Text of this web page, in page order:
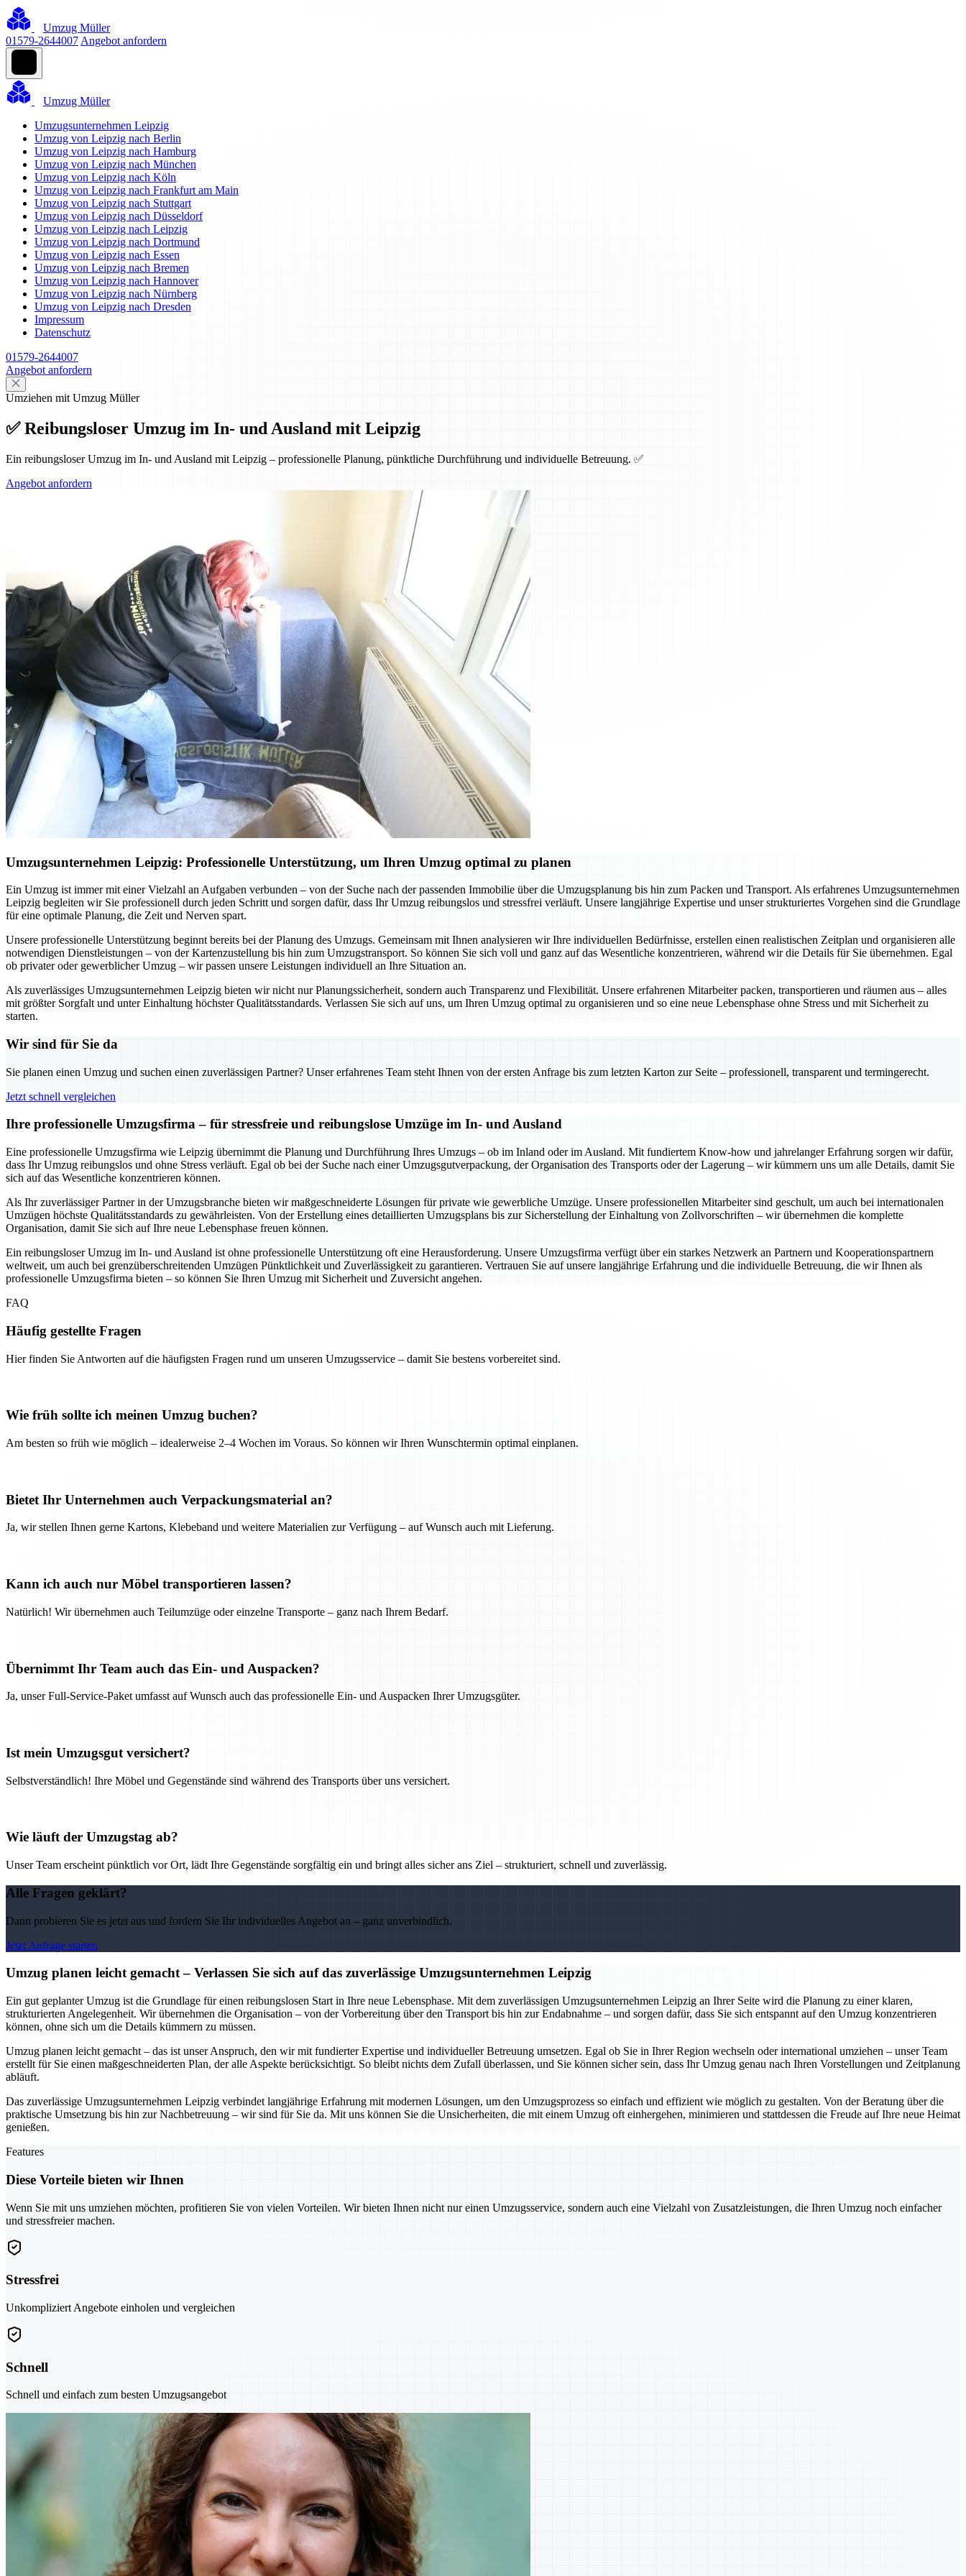
Umzug Müller
01579-2644007 Angebot anfordern
Umzug Müller
Umzugsunternehmen Leipzig
Umzug von Leipzig nach Berlin
Umzug von Leipzig nach Hamburg
Umzug von Leipzig nach München
Umzug von Leipzig nach Köln
Umzug von Leipzig nach Frankfurt am Main
Umzug von Leipzig nach Stuttgart
Umzug von Leipzig nach Düsseldorf
Umzug von Leipzig nach Leipzig
Umzug von Leipzig nach Dortmund
Umzug von Leipzig nach Essen
Umzug von Leipzig nach Bremen
Umzug von Leipzig nach Hannover
Umzug von Leipzig nach Nürnberg
Umzug von Leipzig nach Dresden
Impressum
Datenschutz
01579-2644007
Angebot anfordern
Umziehen mit Umzug Müller
✅ Reibungsloser Umzug im In- und Ausland mit Leipzig
Ein reibungsloser Umzug im In- und Ausland mit Leipzig – professionelle Planung, pünktliche Durchführung und individuelle Betreuung. ✅
Angebot anfordern
Umzugsunternehmen Leipzig: Professionelle Unterstützung, um Ihren Umzug optimal zu planen
Ein Umzug ist immer mit einer Vielzahl an Aufgaben verbunden – von der Suche nach der passenden Immobilie über die Umzugsplanung bis hin zum Packen und Transport. Als erfahrenes Umzugsunternehmen
Leipzig begleiten wir Sie professionell durch jeden Schritt und sorgen dafür, dass Ihr Umzug reibungslos und stressfrei verläuft. Unsere langjährige Expertise und unser strukturiertes Vorgehen sind die Grundlage
für eine optimale Planung, die Zeit und Nerven spart.
Unsere professionelle Unterstützung beginnt bereits bei der Planung des Umzugs. Gemeinsam mit Ihnen analysieren wir Ihre individuellen Bedürfnisse, erstellen einen realistischen Zeitplan und organisieren alle
notwendigen Dienstleistungen – von der Kartenzustellung bis hin zum Umzugstransport. So können Sie sich voll und ganz auf das Wesentliche konzentrieren, während wir die Details für Sie übernehmen. Egal
ob privater oder gewerblicher Umzug – wir passen unsere Leistungen individuell an Ihre Situation an.
Als zuverlässiges Umzugsunternehmen Leipzig bieten wir nicht nur Planungssicherheit, sondern auch Transparenz und Flexibilität. Unsere erfahrenen Mitarbeiter packen, transportieren und räumen aus – alles
mit größter Sorgfalt und unter Einhaltung höchster Qualitätsstandards. Verlassen Sie sich auf uns, um Ihren Umzug optimal zu organisieren und so eine neue Lebensphase ohne Stress und mit Sicherheit zu
starten.
Wir sind für Sie da
Sie planen einen Umzug und suchen einen zuverlässigen Partner? Unser erfahrenes Team steht Ihnen von der ersten Anfrage bis zum letzten Karton zur Seite – professionell, transparent und termingerecht.
Jetzt schnell vergleichen
Ihre professionelle Umzugsfirma – für stressfreie und reibungslose Umzüge im In- und Ausland
Eine professionelle Umzugsfirma wie Leipzig übernimmt die Planung und Durchführung Ihres Umzugs – ob im Inland oder im Ausland. Mit fundiertem Know-how und jahrelanger Erfahrung sorgen wir dafür,
dass Ihr Umzug reibungslos und ohne Stress verläuft. Egal ob bei der Suche nach einer Umzugsgutverpackung, der Organisation des Transports oder der Lagerung – wir kümmern uns um alle Details, damit Sie
sich auf das Wesentliche konzentrieren können.
Als Ihr zuverlässiger Partner in der Umzugsbranche bieten wir maßgeschneiderte Lösungen für private wie gewerbliche Umzüge. Unsere professionellen Mitarbeiter sind geschult, um auch bei internationalen
Umzügen höchste Qualitätsstandards zu gewährleisten. Von der Erstellung eines detaillierten Umzugsplans bis zur Sicherstellung der Einhaltung von Zollvorschriften – wir übernehmen die komplette
Organisation, damit Sie sich auf Ihre neue Lebensphase freuen können.
Ein reibungsloser Umzug im In- und Ausland ist ohne professionelle Unterstützung oft eine Herausforderung. Unsere Umzugsfirma verfügt über ein starkes Netzwerk an Partnern und Kooperationspartnern
weltweit, um auch bei grenzüberschreitenden Umzügen Pünktlichkeit und Zuverlässigkeit zu garantieren. Vertrauen Sie auf unsere langjährige Erfahrung und die individuelle Betreuung, die wir Ihnen als
professionelle Umzugsfirma bieten – so können Sie Ihren Umzug mit Sicherheit und Zuversicht angehen.
FAQ
Häufig gestellte Fragen
Hier finden Sie Antworten auf die häufigsten Fragen rund um unseren Umzugsservice – damit Sie bestens vorbereitet sind.
Wie früh sollte ich meinen Umzug buchen?
Am besten so früh wie möglich – idealerweise 2–4 Wochen im Voraus. So können wir Ihren Wunschtermin optimal einplanen.
Bietet Ihr Unternehmen auch Verpackungsmaterial an?
Ja, wir stellen Ihnen gerne Kartons, Klebeband und weitere Materialien zur Verfügung – auf Wunsch auch mit Lieferung.
Kann ich auch nur Möbel transportieren lassen?
Natürlich! Wir übernehmen auch Teilumzüge oder einzelne Transporte – ganz nach Ihrem Bedarf.
Übernimmt Ihr Team auch das Ein- und Auspacken?
Ja, unser Full-Service-Paket umfasst auf Wunsch auch das professionelle Ein- und Auspacken Ihrer Umzugsgüter.
Ist mein Umzugsgut versichert?
Selbstverständlich! Ihre Möbel und Gegenstände sind während des Transports über uns versichert.
Wie läuft der Umzugstag ab?
Unser Team erscheint pünktlich vor Ort, lädt Ihre Gegenstände sorgfältig ein und bringt alles sicher ans Ziel – strukturiert, schnell und zuverlässig.
Alle Fragen geklärt?
Dann probieren Sie es jetzt aus und fordern Sie Ihr individuelles Angebot an – ganz unverbindlich.
Jetzt Anfrage starten
Umzug planen leicht gemacht – Verlassen Sie sich auf das zuverlässige Umzugsunternehmen Leipzig
Ein gut geplanter Umzug ist die Grundlage für einen reibungslosen Start in Ihre neue Lebensphase. Mit dem zuverlässigen Umzugsunternehmen Leipzig an Ihrer Seite wird die Planung zu einer klaren,
strukturierten Angelegenheit. Wir übernehmen die Organisation – von der Vorbereitung über den Transport bis hin zur Endabnahme – und sorgen dafür, dass Sie sich entspannt auf den Umzug konzentrieren
können, ohne sich um die Details kümmern zu müssen.
Umzug planen leicht gemacht – das ist unser Anspruch, den wir mit fundierter Expertise und individueller Betreuung umsetzen. Egal ob Sie in Ihrer Region wechseln oder international umziehen – unser Team
erstellt für Sie einen maßgeschneiderten Plan, der alle Aspekte berücksichtigt. So bleibt nichts dem Zufall überlassen, und Sie können sicher sein, dass Ihr Umzug genau nach Ihren Vorstellungen und Zeitplanung
abläuft.
Das zuverlässige Umzugsunternehmen Leipzig verbindet langjährige Erfahrung mit modernen Lösungen, um den Umzugsprozess so einfach und effizient wie möglich zu gestalten. Von der Beratung über die
praktische Umsetzung bis hin zur Nachbetreuung – wir sind für Sie da. Mit uns können Sie die Unsicherheiten, die mit einem Umzug oft einhergehen, minimieren und stattdessen die Freude auf Ihre neue Heimat
genießen.
Features
Diese Vorteile bieten wir Ihnen
Wenn Sie mit uns umziehen möchten, profitieren Sie von vielen Vorteilen. Wir bieten Ihnen nicht nur einen Umzugsservice, sondern auch eine Vielzahl von Zusatzleistungen, die Ihren Umzug noch einfacher
und stressfreier machen.
Stressfrei
Unkompliziert Angebote einholen und vergleichen
Schnell
Schnell und einfach zum besten Umzugsangebot